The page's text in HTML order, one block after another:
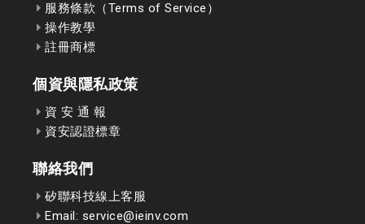
服務條款（Terms of Service）
操作教學
註冊商標
個資與隱私政策
資 安 通 報
資安認證標章
聯絡我們
矽聯科技線上客服
Email: service@ieinv.com